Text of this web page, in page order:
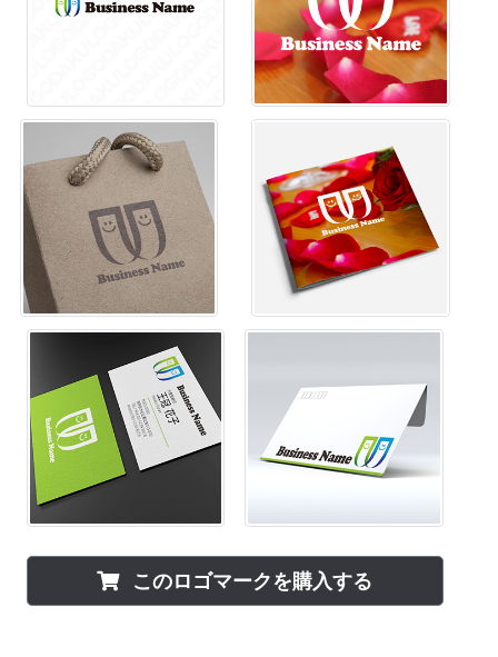
このロゴマークを購入する